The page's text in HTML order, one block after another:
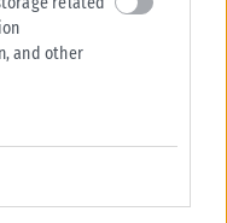
and other